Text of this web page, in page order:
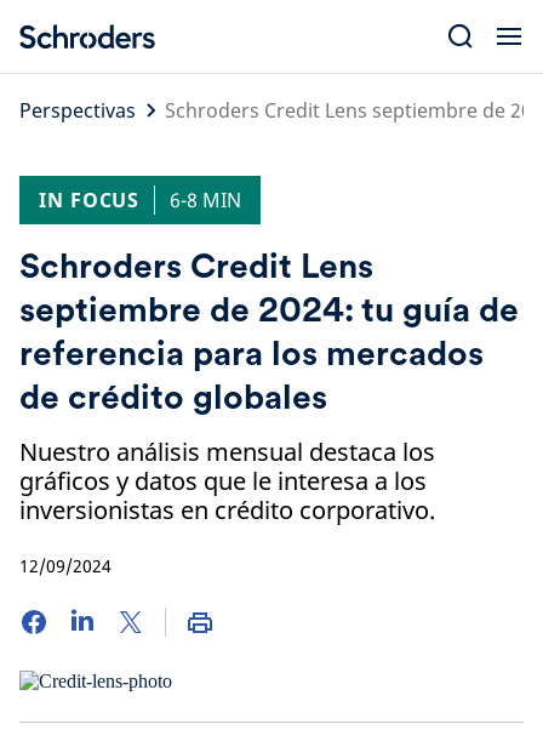
content
Perspectivas
Schroders Credit Lens septiembre de
IN FOCUS 6-8 MIN
Schroders Credit Lens
septiembre de 2024: tu guía de
referencia para los mercados
de crédito globales
Nuestro análisis mensual destaca los
gráficos y datos que le interesa a los
inversionistas en crédito corporativo.
12/09/2024